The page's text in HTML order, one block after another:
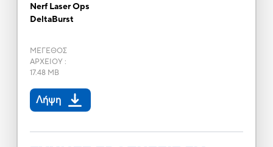
Nerf Laser Ops
DeltaBurst
ΜΕΓΕΘΟΣ
ΑΡΧΕΙΟΥ:
17.48 MB
Λήψη